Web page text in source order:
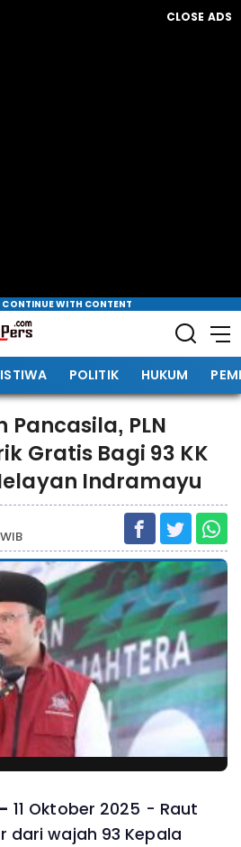
CLOSE ADS
CONTINUE WITH CONTENT
POLITIK HUKUM
Pancasila, PLN
Gratis Bagi 93 KK
Indramayu
11 Oktober 2025 - Raut
dari wajah 93 Kepala